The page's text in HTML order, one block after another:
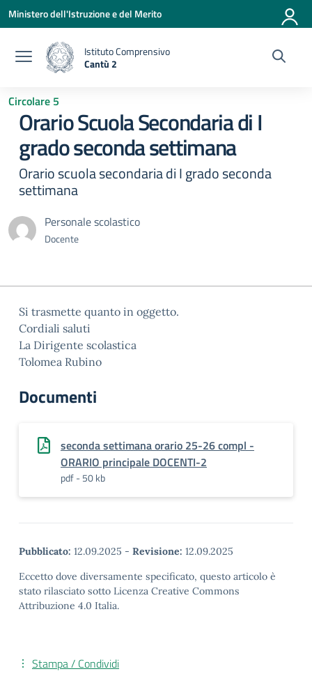
Vai ai contenuti
Vai al menu di navigazione
Vai al footer
Ministero dell'Istruzione e del Merito
Istituto Comprensivo
Cantù 2
Circolare 5
Orario Scuola Secondaria di I
grado seconda settimana
Orario scuola secondaria di I grado seconda
settimana
Personale scolastico
Docente
Si trasmette quanto in oggetto.
Cordiali saluti
La Dirigente scolastica
Tolomea Rubino
Documenti
seconda settimana orario 25-26 compl -
ORARIO principale DOCENTI-2
pdf - 50 kb
Pubblicato: 12.09.2025 - Revisione: 12.09.2025
Eccetto dove diversamente specificato, questo articolo è
stato rilasciato sotto Licenza Creative Commons
Attribuzione 4.0 Italia.
Stampa / Condividi